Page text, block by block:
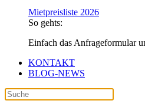
Mietpreisliste 2026
So gehts:
Einfach das Anfrageformular
KONTAKT
BLOG-NEWS